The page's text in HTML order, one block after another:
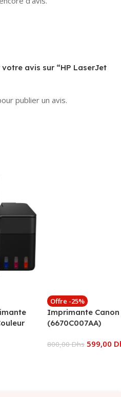
avis sur “HP LaserJet
publier un avis.
Offre -25%
Imprimante Canon
(6670C007AA)
800,00Dhs 599,00